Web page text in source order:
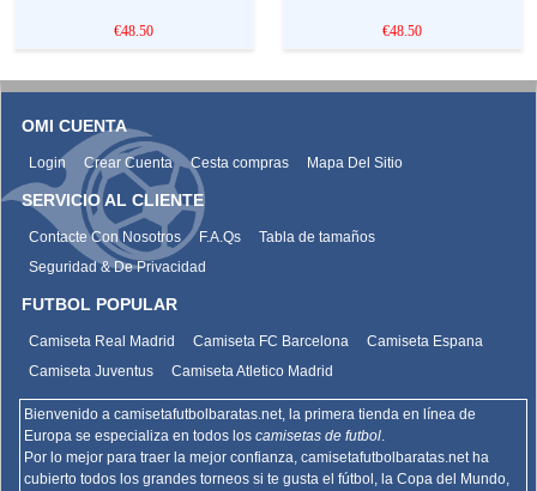
€48.50 €48.50
OMI CUENTA
Login Crear Cuenta Cesta compras Mapa Del Sitio
SERVICIO AL CLIENTE
Contacte Con Nosotros F.A.Qs
Tabla de tamaños
Seguridad & De Privacidad
FUTBOL POPULAR
Camiseta Real Madrid Camiseta FC Barcelona
Camiseta Espana
Camiseta Juventus
Camiseta Atletico Madrid
Bienvenido a camisetafutbolbaratas.net, la primera tienda en línea de
Europa se especializa en todos los camisetas de futbol.
Por lo mejor para traer la mejor confianza, camisetafutbolbaratas.netha
cubierto todos los grandes torneos si te gusta el fútbol, la Copa del Mundo,